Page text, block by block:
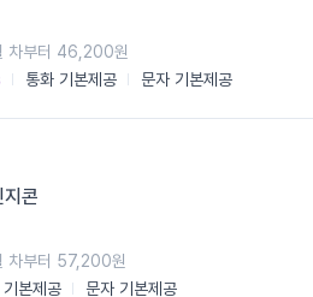
통화 기본제공 문자 기본제공
차부터 46,200원
콘
기본제공 문자 기본제공
차부터 57,200원